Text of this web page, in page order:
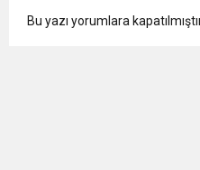
Bu yazı yorumlara